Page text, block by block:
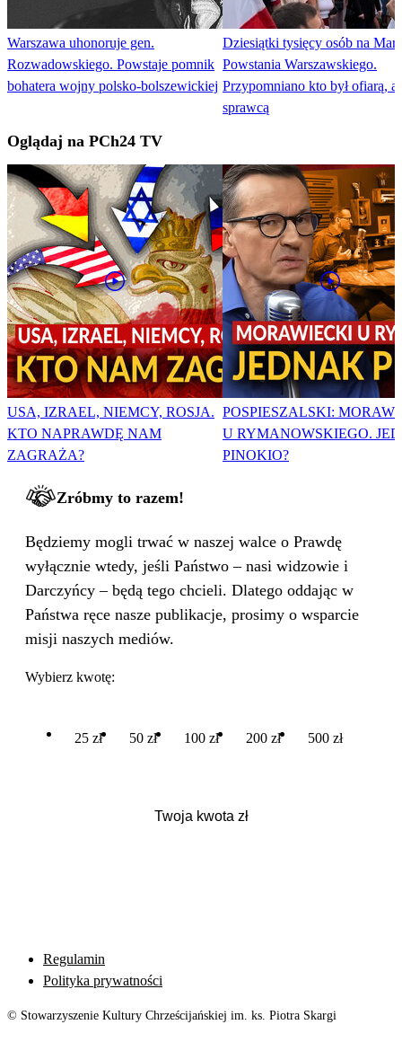
Warszawa uhonoruje gen.
Rozwadowskiego. Powstaje pomnik
bohatera wojny polsko-bolszewickiej
Dziesiątki tysięcy osób na
Powstania Warszawskiego.
Przypomniano kto był ofiarą, a
sprawcą
Oglądaj na PCh24 TV
USA, IZRAEL, NIEMCY, ROSJA.
KTO NAPRAWDĘ NAM
ZAGRAŻA?
POSPIESZALSKI:
U RYMANOWSKIEGO.
PINOKIO?
Zróbmy to razem!
Będziemy mogli trwać w naszej walce o Prawdę
wyłącznie wtedy, jeśli Państwo – nasi widzowie i
Darczyńcy – będą tego chcieli. Dlatego oddając w
Państwa ręce nasze publikacje, prosimy o wsparcie
misji naszych mediów.
Wybierz kwotę:
25 zł 50 zł 100 zł 200 zł 500 zł
Regulamin
Polityka prywatności
© Stowarzyszenie Kultury Chrześcijańskiej im. ks. Piotra Skargi